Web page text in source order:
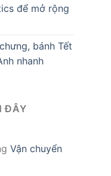
để mở rộng
bánh Tết
nhanh
ĐÂY
Vận chuyển